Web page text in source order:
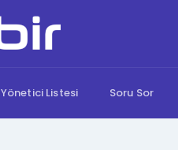
Yönetici Listesi Soru Sor